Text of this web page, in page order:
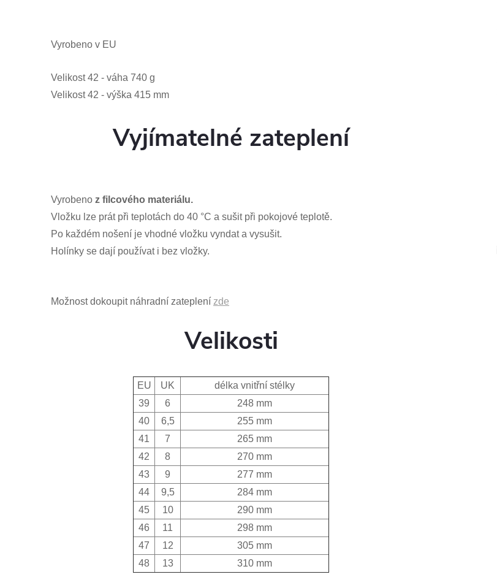
Vyrobeno v EU
Velikost 42 - váha 740 g
Velikost 42 - výška 415 mm
Vyjímatelné zateplení
Vyrobeno z filcového materiálu.
Vložku lze prát při teplotách do 40 °C a sušit při pokojové teplotě.
Po každém nošení je vhodné vložku vyndat a vysušit.
Holínky se dají používat i bez vložky.
Možnost dokoupit náhradní zateplení zde
Velikosti
EU UK
délka vnitřní stélky
39
6
248 mm
40
6,5
255 mm
41
7
265 mm
42
8
270 mm
43
9
277 mm
44
9,5
284 mm
45
10
290 mm
46
11
298 mm
47
12
305 mm
48
13 310 mm